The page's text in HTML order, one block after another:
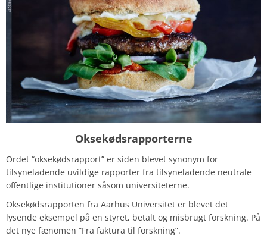
Oksekødsrapporterne
Ordet “oksekødsrapport” er siden blevet synonym for
tilsyneladende uvildige rapporter fra tilsyneladende neutrale
offentlige institutioner såsom universiteterne.
Oksekødsrapporten fra Aarhus Universitet er blevet det
lysende eksempel på en styret, betalt og misbrugt forskning. På
det nye fænomen “Fra faktura til forskning”.